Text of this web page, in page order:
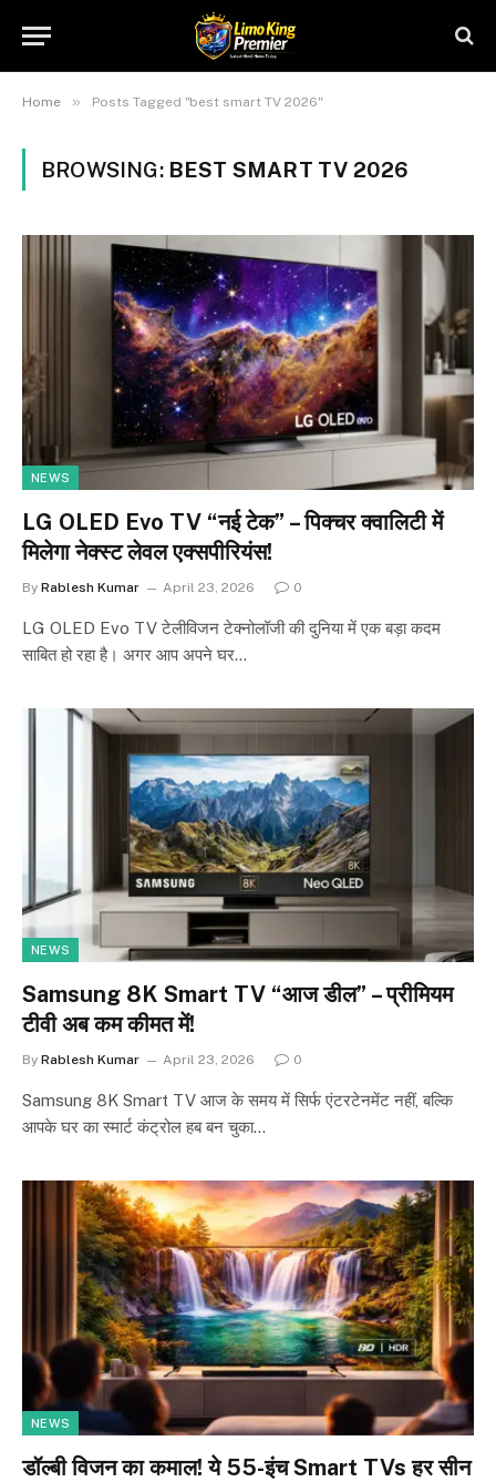
Home » Posts Tagged "best smart TV 2026"
BROWSING: BEST SMART TV 2026
NEWS
LG OLED Evo TV “नई टेक” – पिक्चर क्वालिटी में
मिलेगा नेक्स्ट लेवल एक्सपीरियंस!
By Rablesh Kumar April 23, 2026 0
LG OLED Evo TV टेलीविजन टेक्नोलॉजी की दुनिया में एक बड़ा कदम
साबित हो रहा है। अगर आप अपने घर…
NEWS
Samsung 8K Smart TV “आज डील” – प्रीमियम
टीवी अब कम कीमत में!
By Rablesh Kumar April 23, 2026 0
Samsung 8K Smart TV आज के समय में सिर्फ एंटरटेनमेंट नहीं, बल्कि
आपके घर का स्मार्ट कंट्रोल हब बन चुका…
NEWS
डॉल्बी विजन का कमाल! ये 55-इंच Smart TVs हर सीन